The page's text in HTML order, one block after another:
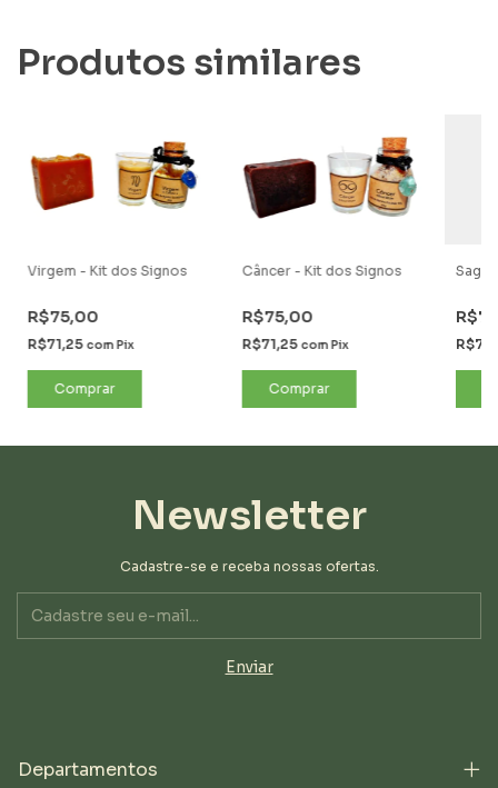
Produtos similares
Virgem - Kit dos Signos
R$75,00
R$71,25 com Pix
Câncer - Kit dos Signos
R$75,00
R$71,25 com Pix
Newsletter
Cadastre-se e receba nossas ofertas.
Departamentos